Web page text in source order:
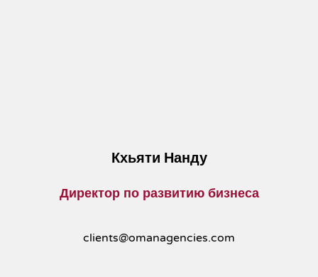
Кхьяти Нанду
Директор по развитию бизнеса
clients@omanagencies.com